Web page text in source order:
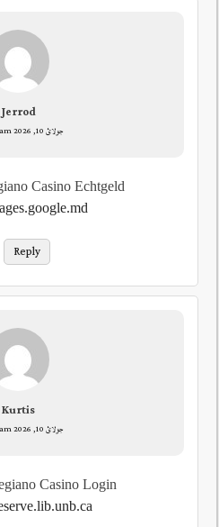
Jerrod
جولائ 10, 2026 at 6:36 am
Casino Echtgeld
Reply
Kurtis
جولائ 10, 2026 at 7:34 am
Casino Login